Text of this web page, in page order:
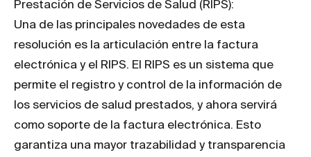
Prestación de Servicios de Salud (RIPS):
Una de las principales novedades de esta
resolución es la articulación entre la factura
electrónica y el RIPS. El RIPS es un sistema que
permite el registro y control de la información de
los servicios de salud prestados, y ahora servirá
como soporte de la factura electrónica. Esto
garantiza una mayor trazabilidad y transparencia